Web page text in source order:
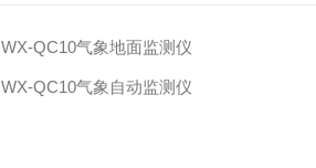
WX-QC10气象地面监测仪
WX-QC10气象自动监测仪